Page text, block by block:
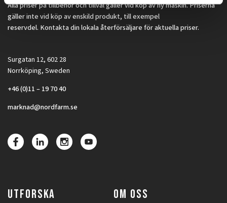
Alla priser på tillbehör och tillval gäller vid köp av ny maskin. Priserna
gäller inte vid köp av enskild produkt, till exempel
reservdel. Kontakta din lokala återförsäljare för aktuella priser.
Surgatan 12, 602 28
Norrköping, Sweden
+46 (0)11 – 19 70 40
marknad@nordfarm.se
UTFORSKA OM OSS